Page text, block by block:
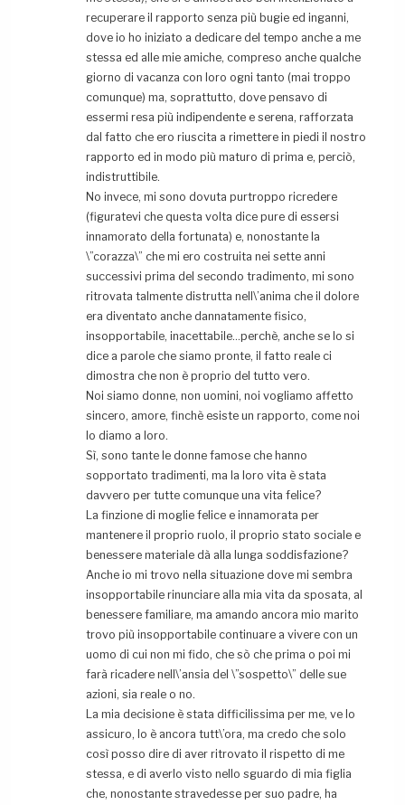
recuperare il rapporto senza più bugie ed inganni,
dove io ho iniziato a dedicare del tempo anche a me
stessa ed alle mie amiche, compreso anche qualche
giorno di vacanza con loro ogni tanto (mai troppo
comunque) ma, soprattutto, dove pensavo di
essermi resa più indipendente e serena, rafforzata
dal fatto che ero riuscita a rimettere in piedi il nostro
rapporto ed in modo più maturo di prima e, perciò,
indistruttibile.
No invece, mi sono dovuta purtroppo ricredere
(figuratevi che questa volta dice pure di essersi
innamorato della fortunata) e, nonostante la
\”corazza\” che mi ero costruita nei sette anni
successivi prima del secondo tradimento, mi sono
ritrovata talmente distrutta nell\’anima che il dolore
era diventato anche dannatamente fisico,
insopportabile, inacettabile…perchè, anche se lo si
dice a parole che siamo pronte, il fatto reale ci
dimostra che non è proprio del tutto vero.
Noi siamo donne, non uomini, noi vogliamo affetto
sincero, amore, finchè esiste un rapporto, come noi
lo diamo a loro.
Sì, sono tante le donne famose che hanno
sopportato tradimenti, ma la loro vita è stata
davvero per tutte comunque una vita felice?
La finzione di moglie felice e innamorata per
mantenere il proprio ruolo, il proprio stato sociale e
benessere materiale dà alla lunga soddisfazione?
Anche io mi trovo nella situazione dove mi sembra
insopportabile rinunciare alla mia vita da sposata, al
benessere familiare, ma amando ancora mio marito
trovo più insopportabile continuare a vivere con un
uomo di cui non mi fido, che sò che prima o poi mi
farà ricadere nell\’ansia del \”sospetto\” delle sue
azioni, sia reale o no.
La mia decisione è stata difficilissima per me, ve lo
assicuro, lo è ancora tutt\’ora, ma credo che solo
così posso dire di aver ritrovato il rispetto di me
stessa, e di averlo visto nello sguardo di mia figlia
che, nonostante stravedesse per suo padre, ha